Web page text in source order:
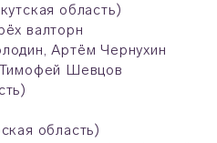
область)
валторн
Артём Чернухин
Шевцов
область)